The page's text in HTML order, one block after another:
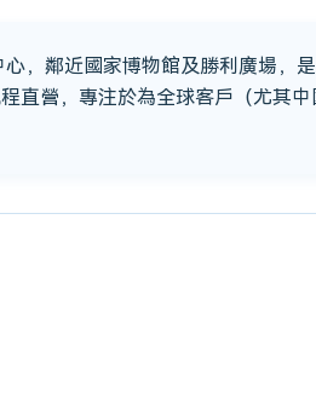
，鄰近國家博物館及勝利廣場，
直營，專注於為全球客戶（尤其